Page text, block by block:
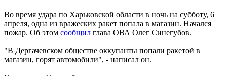
Во время удара по Харьковской области в ночь на субботу, 6
апреля, одна из вражеских ракет попала в магазин. Начался
пожар. Об этом сообщил глава ОВА Олег Синегубов.
"В Дергачевском обществе оккупанты попали ракетой в
магазин, горят автомобили", - написал он.